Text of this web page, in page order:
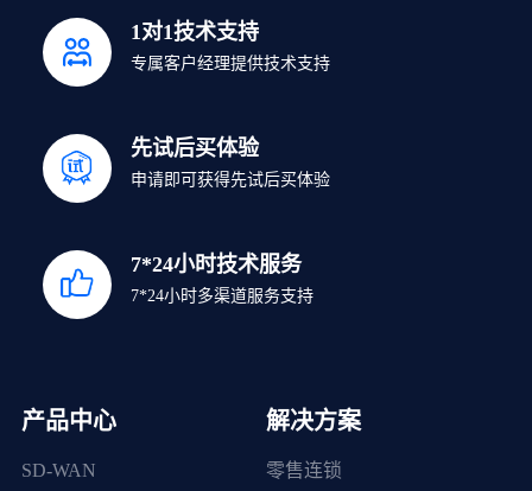
1对1技术支持
专属客户经理提供技术支持
先试后买体验
申请即可获得先试后买体验
7*24小时技术服务
7*24小时多渠道服务支持
产品中心
SD-WAN
解决方案
零售连锁